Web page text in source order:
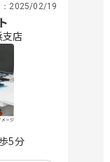
2025/02/19
店
5分